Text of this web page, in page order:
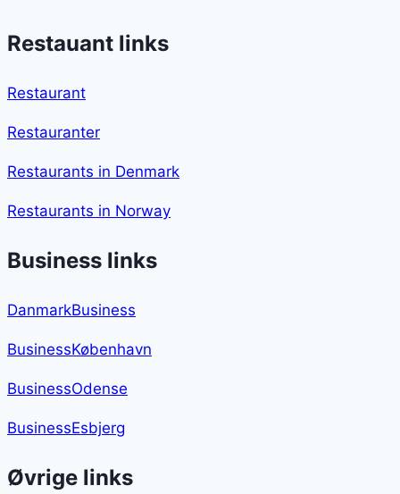
Restauant links
Restaurant
Restauranter
Restaurants in Denmark
Restaurants in Norway
Business links
DanmarkBusiness
BusinessKøbenhavn
BusinessOdense
BusinessEsbjerg
Øvrige links